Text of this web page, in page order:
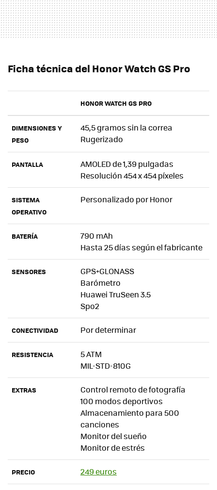
Ficha técnica del Honor Watch GS Pro
HONOR WATCH GS PRO
DIMENSIONES Y
PESO
45,5 gramos sin la correa
Rugerizado
PANTALLA
AMOLED de 1,39 pulgadas
Resolución 454 x 454 píxeles
SISTEMA
OPERATIVO
Personalizado por Honor
BATERÍA
790 mAh
Hasta 25 días según el fabricante
SENSORES
GPS+GLONASS
Barómetro
Huawei TruSeen 3.5
Spo2
CONECTIVIDAD Por determinar
RESISTENCIA
5 ATM
MIL-STD-810G
EXTRAS
Control remoto de fotografía
100 modos deportivos
Almacenamiento para 500
canciones
Monitor del sueño
Monitor de estrés
PRECIO 249 euros